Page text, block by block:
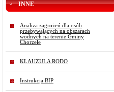
INNE
Analiza zagrożeń dla osób
przebywających na obszarach
wodnych na terenie Gminy
Chorzele
KLAUZULA RODO
Instrukcja BIP